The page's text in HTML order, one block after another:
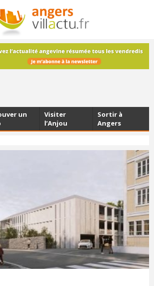
NEWSLETTER
actualités d'Angers, chaque vendredi dans
votre boîte e-mail
un
Visiter
l’Anjou
Sortir à
Angers